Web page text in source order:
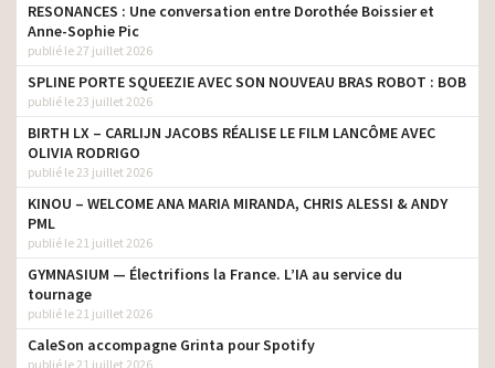
RESONANCES : Une conversation entre Dorothée Boissier et
Anne-Sophie Pic
publié le 27 juillet 2026
SPLINE PORTE SQUEEZIE AVEC SON NOUVEAU BRAS ROBOT : BOB
publié le 23 juillet 2026
BIRTH LX – CARLIJN JACOBS RÉALISE LE FILM LANCÔME AVEC
OLIVIA RODRIGO
publié le 23 juillet 2026
KINOU – WELCOME ANA MARIA MIRANDA, CHRIS ALESSI & ANDY
PML
publié le 21 juillet 2026
GYMNASIUM — Électrifions la France. L’IA au service du
tournage
publié le 21 juillet 2026
CaleSon accompagne Grinta pour Spotify
publié le 21 juillet 2026